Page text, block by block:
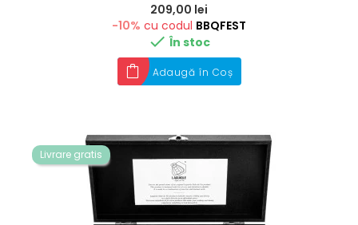
209,00 lei
-10% cu codul BBQFEST
 În stoc
Adaugă în Coș
Livrare gratis